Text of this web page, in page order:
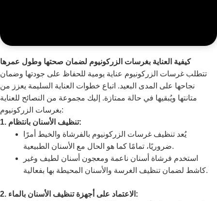
كيفية العناية بغرسات الزركونيوم لضمان صحتها وطول عمرها
تتطلب غرسات الزركونيوم عناية يومية للحفاظ على جودتها وضمان
نجاحها على المدى البعيد. اتباع خطوات العناية السليمة يعزز من
متانتها ويُبقيها في حالة ممتازة. إليك مجموعة من النصائح للعناية
بغرسات الزركونيوم:
1. تنظيف الأسنان بانتظام:
يُعد تنظيف غرسات الزركونيوم بالفرشاة والخيط أمرًا
ضروريًا، تمامًا كما هو الحال مع الأسنان الطبيعية.
استخدم فرشاة أسنان ناعمة ومعجون أسنان لطيف وغير
كاشط لضمان تنظيف الغرسة والأسنان المحيطة بها بفعالية.
2. الاعتماد على أجهزة تنظيف الأسنان بالماء: